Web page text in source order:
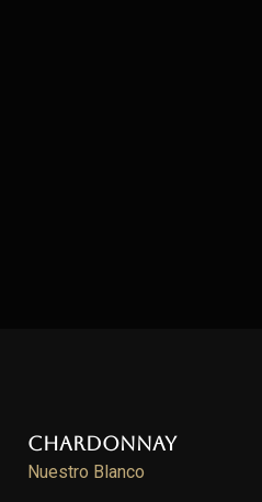
Chardonnay
Nuestro Blanco